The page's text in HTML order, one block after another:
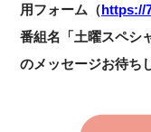
用フォーム（https://
番組名「土曜スペシ
のメッセージお待ち